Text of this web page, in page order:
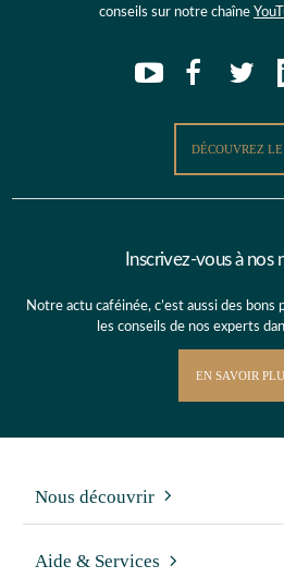
conseils sur notre chaîne
DÉCOUVREZ
Inscrivez-vous à nos
Notre actu caféinée, c’est aussi des
les conseils de nos experts
EN SAVOIR
Nous découvrir
Aide & Services